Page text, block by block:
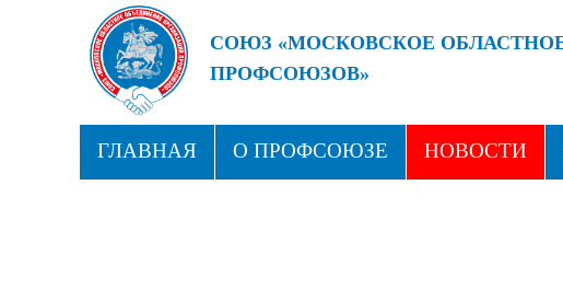
СОЮЗ «МОСКОВСКОЕ
ПРОФСОЮЗОВ»
ГЛАВНАЯ О ПРОФСОЮЗЕ НОВОСТИ